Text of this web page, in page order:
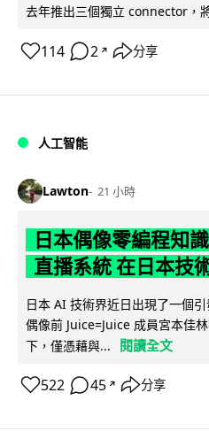
去年推出三個獨立 connector，
114 2 ↗ 分享
人工智能
Lawton 21 小時
日本偶像零編程知
直播系統 在日本技
日本 AI 技術界近日出現了一個
偶像前 Juice=Juice 成員宮本佳
下，僅憑藉與...
閱讀全文
522 45 ↗ 分享